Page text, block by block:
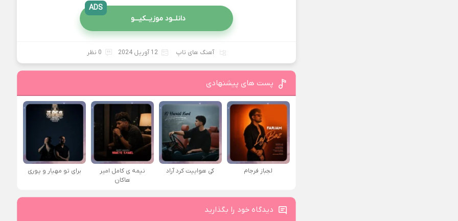
دانلــود موزیــکیـــو
ADS
آهنگ های تاپ 12 آوریل 2024 0 نظر
پست های پیشنهادی
لجباز فرجام کی هواییت کرد آراد
نیمه ی کامل امیر
هاکان
برای تو مهیار و پوری
دیدگاه خود را بگذارید